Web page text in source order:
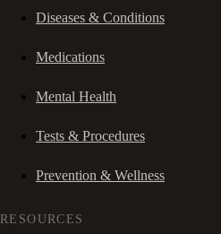
Diseases & Conditions
Medications
Mental Health
Tests & Procedures
Prevention & Wellness
RESOURCES